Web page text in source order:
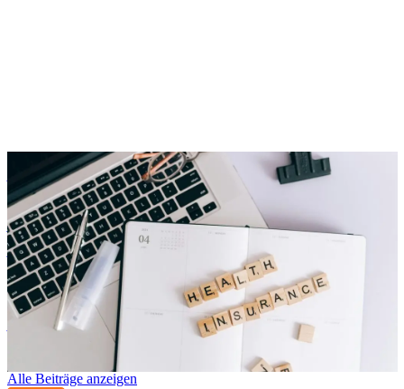
Arbeitgeberattraktivität
Betriebliche Krankenversicherung: Moderne Benefits clever
kombiniert
Niklas Klein
Alle Beiträge anzeigen